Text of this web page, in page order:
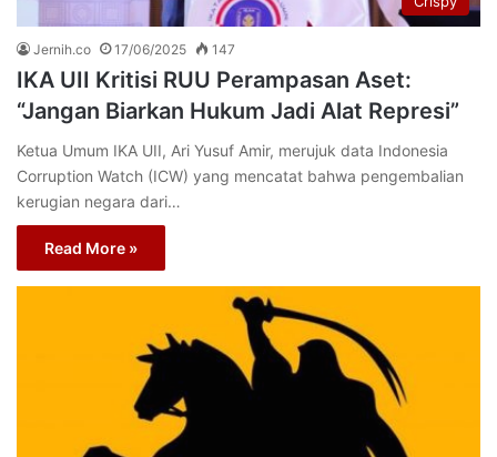
Jernih.co 17/06/2025 147
IKA UII Kritisi RUU Perampasan Aset:
“Jangan Biarkan Hukum Jadi Alat Represi”
Ketua Umum IKA UII, Ari Yusuf Amir, merujuk data Indonesia
Corruption Watch (ICW) yang mencatat bahwa pengembalian
kerugian negara dari…
Read More »